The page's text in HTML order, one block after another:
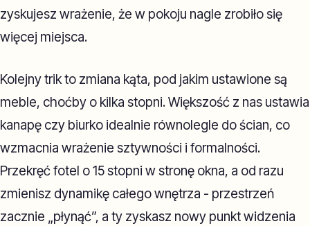
zyskujesz wrażenie, że w pokoju nagle zrobiło się
więcej miejsca.
Kolejny trik to zmiana kąta, pod jakim ustawione są
meble, choćby o kilka stopni. Większość z nas ustawia
kanapę czy biurko idealnie równolegle do ścian, co
wzmacnia wrażenie sztywności i formalności.
Przekręć fotel o 15 stopni w stronę okna, a od razu
zmienisz dynamikę całego wnętrza - przestrzeń
zacznie „płynąć”, a ty zyskasz nowy punkt widzenia